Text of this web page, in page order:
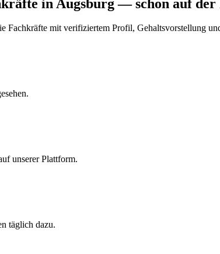
in Augsburg— schon auf
Fachkräfte mit verifiziertem Profil, Gehaltsvorstellung
unserer Plattform.
täglich dazu.